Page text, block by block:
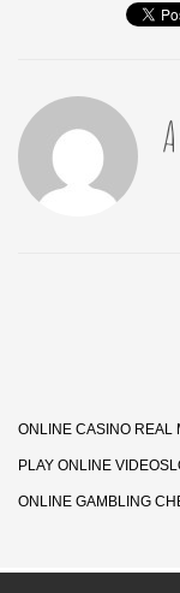
ONLINE CASINO REAL
PLAY ONLINE
ONLINE GAMBLING